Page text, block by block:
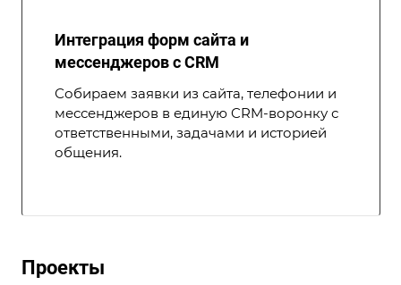
Интеграция форм сайта и
мессенджеров с CRM
Собираем заявки из сайта, телефонии и
мессенджеров в единую CRM-воронку с
ответственными, задачами и историей
общения.
Проекты